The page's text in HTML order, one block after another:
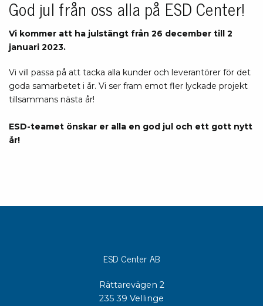
God jul från oss alla på ESD Center!
Vi kommer att ha julstängt från 26 december till 2
januari 2023.
Vi vill passa på att tacka alla kunder och leverantörer för det
goda samarbetet i år. Vi ser fram emot fler lyckade projekt
tillsammans nästa år!
ESD-teamet önskar er alla en god jul och ett gott nytt
år!
ESD Center AB
Rättarevägen 2
235 39 Vellinge